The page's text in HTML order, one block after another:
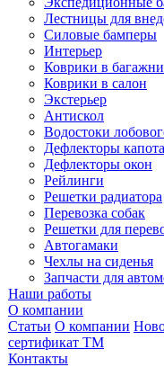
Лестницы для
Силовые бамперы
Интерьер
Коврики в
Коврики в салон
Экстерьер
Антискол
Водостоки
Дефлекторы капота
Дефлекторы окон
Рейлинги
Решетки радиатора
Перевозка собак
Решетки для
Автогамаки
Чехлы на сиденья
Запчасти для
Наши работы
О компании
Статьи О компании
сертификат ТМ
Контакты